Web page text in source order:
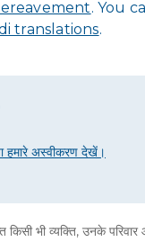
. You
translations.
अस्वीकरण देखें।
किसी भी व्यक्ति, उनके